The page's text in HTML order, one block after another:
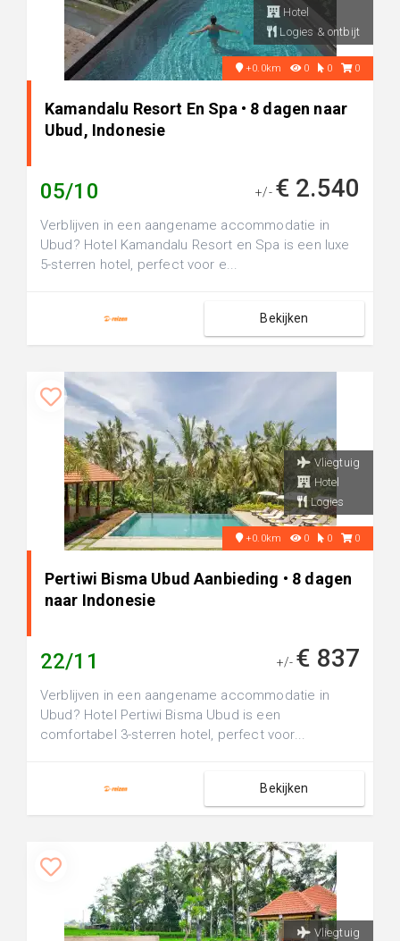
Hotel
Logies & ontbijt
+0.0km 0 0 0
Kamandalu Resort En Spa • 8 dagen naar
Ubud, Indonesie
05/10 +/- € 2.540
Verblijven in een aangename accommodatie in
Ubud? Hotel Kamandalu Resort en Spa is een luxe
5-sterren hotel, perfect voor e...
Bekijken
Vliegtuig
Hotel
Logies
+0.0km 0 0 0
Pertiwi Bisma Ubud Aanbieding • 8 dagen
naar Indonesie
22/11 +/- € 837
Verblijven in een aangename accommodatie in
Ubud? Hotel Pertiwi Bisma Ubud is een
comfortabel 3-sterren hotel, perfect voor...
Bekijken
Vliegtuig